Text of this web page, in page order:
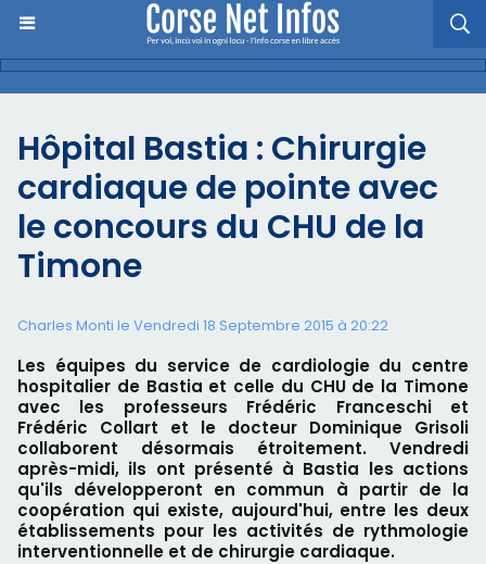
Hôpital Bastia : Chirurgie
cardiaque de pointe avec
le concours du CHU de la
Timone
Charles Monti le Vendredi 18 Septembre 2015 à 20:22
Les équipes du service de cardiologie du centre
hospitalier de Bastia et celle du CHU de la Timone
avec les professeurs Frédéric Franceschi et
Frédéric Collart et le docteur Dominique Grisoli
collaborent désormais étroitement. Vendredi
après-midi, ils ont présenté à Bastia les actions
qu'ils développeront en commun à partir de la
coopération qui existe, aujourd'hui, entre les deux
établissements pour les activités de rythmologie
interventionnelle et de chirurgie cardiaque.